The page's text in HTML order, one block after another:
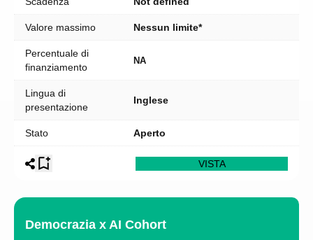
Valore massimo Nessun limite*
Percentuale di
finanziamento
NA
Lingua di
presentazione
Inglese
Stato Aperto
VISTA
Democrazia x AI Cohort